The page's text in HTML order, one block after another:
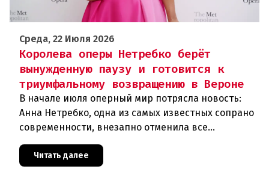
Среда, 22 Июля 2026
Королева оперы Нетребко берёт
вынужденную паузу и готовится к
триумфальному возвращению в Вероне
В начале июля оперный мир потрясла новость:
Анна Нетребко, одна из самых известных сопрано
современности, внезапно отменила все
запланированные выступления. Причиной стала
физическая и вокальная истощ
Читать далее